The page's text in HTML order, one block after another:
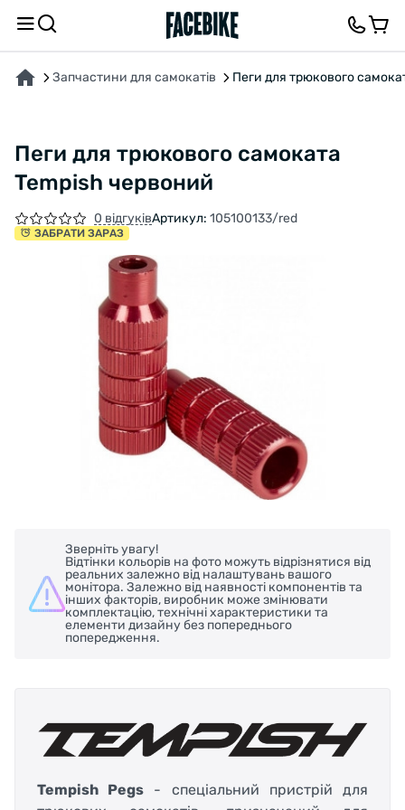
Запчастини для самокатів Пеги для трюкового
Пеги для трюкового самоката
Tempish червоний
0 відгуківАртикул: 105100133/red
ЗАБРАТИ ЗАРАЗ
Зверніть увагу!
Відтінки кольорів на фото можуть відрізнятися від
реальних залежно від налаштувань вашого
монітора. Залежно від наявності компонентів та
інших факторів, виробник може змінювати
комплектацію, технічні характеристики та
елементи дизайну без попереднього
попередження.
Tempish Pegs - спеціальний пристрій для
ПРО ТОВАР ВІДГУКИ ТА ЗАПИТАННЯ